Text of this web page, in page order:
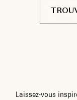
Laissez-vous